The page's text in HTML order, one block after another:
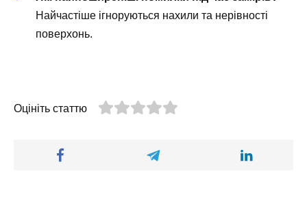
Найчастіше ігноруються нахили та нерівності
поверхонь.
Оцініть статтю